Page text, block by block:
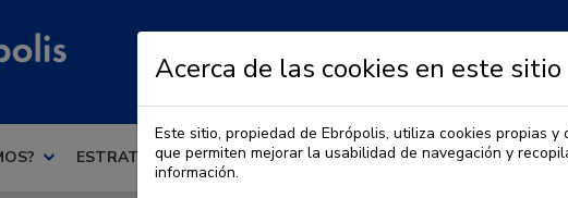
ESTRATEGIA OBSERVATORIO URBANO PREMIO
Acerca de las cookies en este sitio
Este sitio, propiedad de Ebrópolis, utiliza cookies propias y
que permiten mejorar la usabilidad de navegación y
información.